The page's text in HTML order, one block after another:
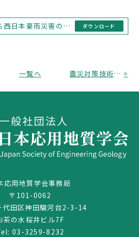
8232
防災学術連携体から西日本豪雨災害の緊急報告会のお知らせ ダウンロード
一覧へ 震災対策技術展事務局から第23回「震災対策技術展」横浜のお知らせ（平成31年2月7日～8日：パシフィコ横浜） >
応用地質学会事務局
〒101-0062
代田区神田駿河台2-3-14
茶の水桜井ビル7F
03-3259-8232